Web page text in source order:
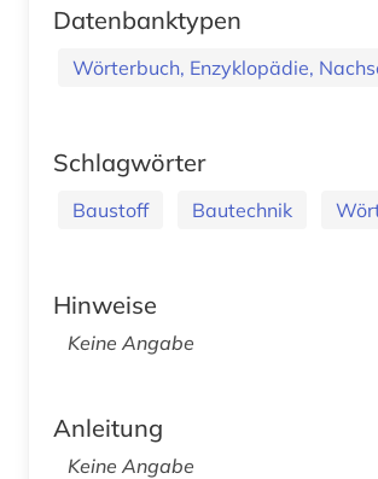
Datenbanktypen
Wörterbuch, Enzyklopädie,
Schlagwörter
Baustoff Bautechnik
Hinweise
Keine Angabe
Anleitung
Keine Angabe